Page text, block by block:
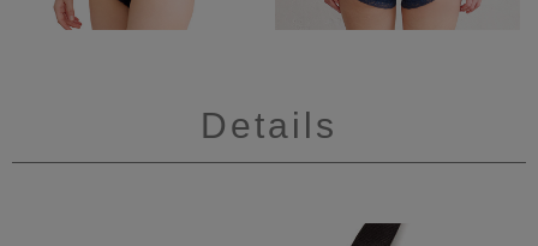
Details